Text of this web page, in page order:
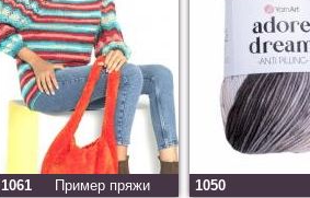
1061 Пример пряжи 1050